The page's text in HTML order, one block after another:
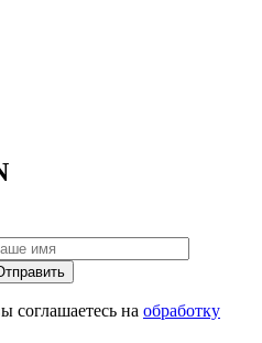
соглашаетесь на обработку